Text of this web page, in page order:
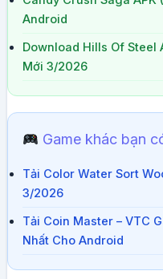
Android
Download Hills Of Steel
Mới 3/2026
Game khác bạn
Tải Color Water Sort
3/2026
Tải Coin Master – VTC
Nhất Cho Android